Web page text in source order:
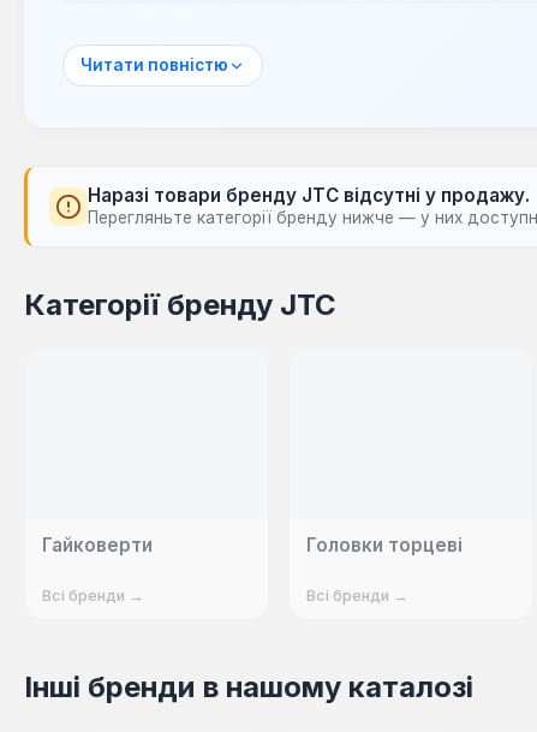
автомайстерень.
Адаптер динамометричний
Набір головок ударних— комплект міцних
інструменти для виконання широкого
Штангенциркуль
Читати повністю
Наразі товари бренду JTC відсутні у продажу.
Перегляньте категорії бренду нижче — у них
Категорії бренду JTC
Гайковерти
Всі бренди →
Головки торцеві
Всі бренди →
Інші бренди в нашому каталозі